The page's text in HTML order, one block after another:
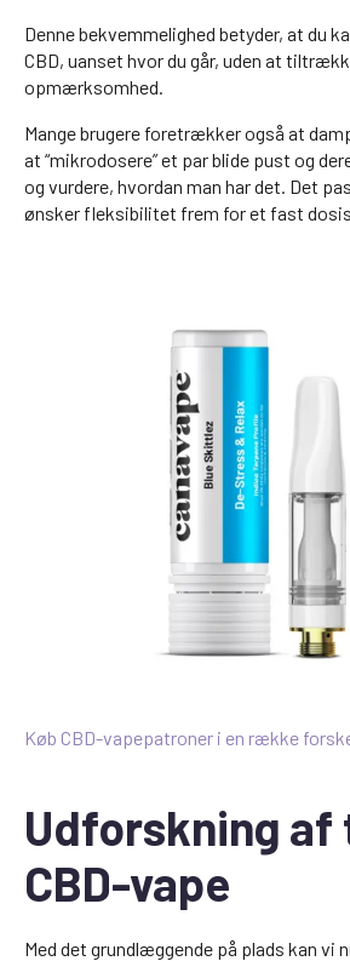
Denne bekvemmelighed betyder, at du
CBD, uanset hvor du går, uden at
opmærksomhed.
Mange brugere foretrækker også at
at “mikrodosere” et par blide pust og
og vurdere, hvordan man har det. Det
ønsker fleksibilitet frem for et fast
Køb CBD-vapepatroner i en række
Udforskning af
CBD-vape
Med det grundlæggende på plads kan vi